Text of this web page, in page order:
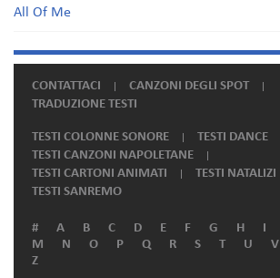
All Of Me
CONTATTACI
CANZONI DEGLI SPOT
TRADUZIONE TESTI
TESTI COLONNE SONORE
TESTI DANCE
TESTI CANZONI NAPOLETANE
TESTI CARTONI ANIMATI
TESTI NATALIZI
TESTI SANREMO
# A B C D E F G H I
M
N O P Q R S T U V
Z